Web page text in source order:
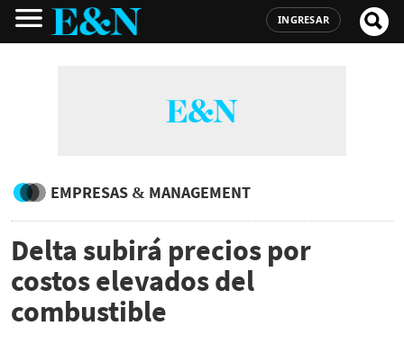
INGRESAR
EMPRESAS & MANAGEMENT
Delta subirá precios por
costos elevados del
combustible